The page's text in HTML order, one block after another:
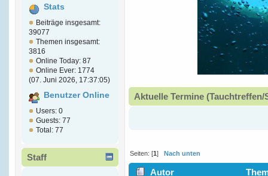
Stats
Beiträge insgesamt:
39077
Themen insgesamt:
3816
Online Today: 87
Online Ever: 1774
(07. Juni 2026, 17:37:05)
Benutzer Online
Users: 0
Guests: 77
Total: 77
Staff
Aktuelle Termine
Seiten: [1]Nach unten
Autor